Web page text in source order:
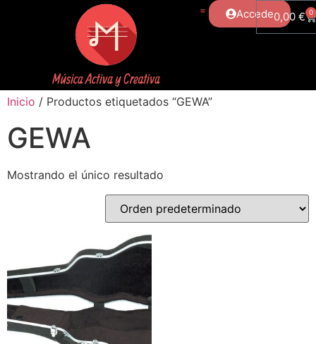
Accede0,00 € 0
Inicio / Productos etiquetados “GEWA”
GEWA
Mostrando el único resultado